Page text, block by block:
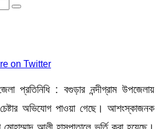
on Twitter
প্রতিনিধি : বগুড়ার নন্দীগ্রাম উপজেলায়
অভিযোগ পাওয়া গেছে। আশংস্কাজনক